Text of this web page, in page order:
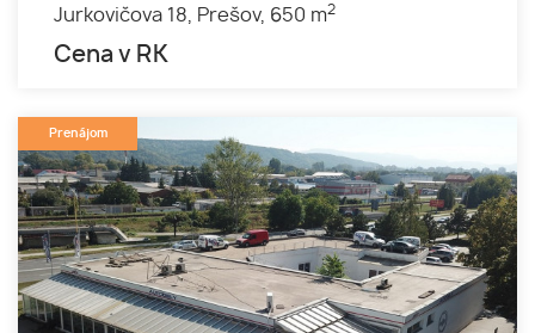
Jurkovičova 18,
Prešov, 650 m2
Cena v RK
Prenájom